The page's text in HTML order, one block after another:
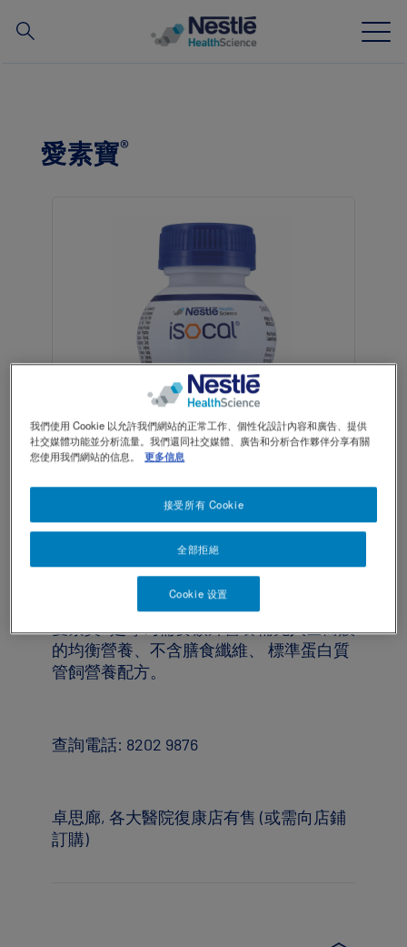
尋
Contact
revamp
Contact Us 聯絡我們
ZH TOGGLE DROPDOWN
Social
revamp
愛素寶®
愛素寶 是專為需要額外營養補充人士而設
的均衡營養、不含膳食纖維、 標準蛋白質
管飼營養配方。
查詢電話: 8202 9876
卓思廊, 各大醫院復康店有售 (或需向店鋪
訂購)
我們使用 Cookie 以允許我們網站的正常工作、個性化設計內容和廣告、提供
社交媒體功能並分析流量。我們還同社交媒體、廣告和分析合作夥伴分享有關
您使用我們網站的信息。
更多信息
全部拒絕
接受所有 Cookie
Cookie 设置